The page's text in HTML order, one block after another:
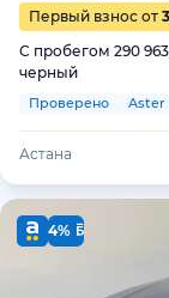
Первый взнос от
С пробегом 290
черный
Проверено Aster
Астана
4%